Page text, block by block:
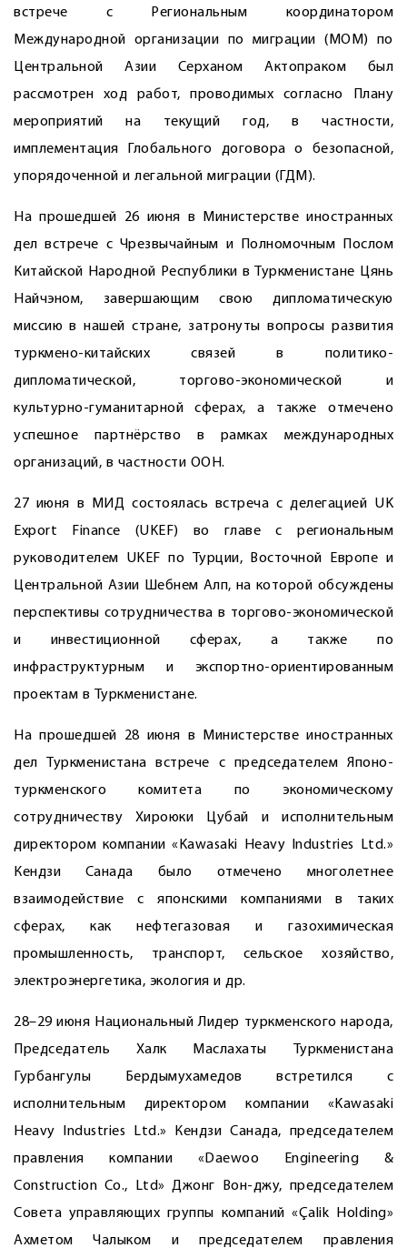
встрече с Региональным координатором
Международной организации по миграции (МОМ) по
Центральной Азии Серханом Актопраком был
рассмотрен ход работ, проводимых согласно Плану
мероприятий на текущий год, в частности,
имплементация Глобального договора о безопасной,
упорядоченной и легальной миграции (ГДМ).
На прошедшей 26 июня в Минис­терстве иностранных
дел встрече с Чрезвычайным и Полномочным Послом
Китайской Народной Республики в Туркменистане Цянь
Найчэном, завершающим свою дипломатическую
миссию в нашей стране, затронуты вопросы развития
туркмено-китайских связей в политико-
дипломатической, торгово-экономической и
культурно-гуманитарной сферах, а также отмечено
успешное партнёрство в рамках международных
организаций, в частности ООН.
27 июня в МИД состоялась встреча с делегацией UK
Export Finance (UKEF) во главе с региональным
руководителем UKEF по Турции, Восточной Европе и
Центральной Азии Шебнем Алп, на которой обсуждены
перспективы сотрудничества в торгово-экономической
и инвестиционной сферах, а также по
инфраструктурным и экспорт­но-ориентированным
проектам в Туркменистане.
На прошедшей 28 июня в Министерстве иностранных
дел Туркменистана встрече с председателем Японо-
туркменского комитета по экономическому
сотрудничеству Хироюки Цубай и исполнительным
директором компании «Kawasaki Heavy Industries Ltd.»
Кендзи Санада было отмечено многолетнее
взаимодействие с японскими компаниями в таких
сферах, как нефтегазовая и газохимическая
промышленность, транспорт, сельское хозяйство,
электроэнергетика, экология и др.
28–29 июня Национальный Лидер туркменского народа,
Председатель Халк Маслахаты Туркменистана
Гурбангулы Бердымухамедов встретился с
исполнительным директором компании «Kawasaki
Heavy Industries Ltd.» Кендзи Санада, председателем
правления компании «Daewoo Engineering &
Construction Co., Ltd» Джонг Вон-джу, председателем
Совета управляющих группы компаний «Çalik Holding»
Ахметом Чалыком и председателем правления